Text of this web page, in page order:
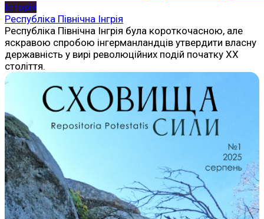
Історія
Республіка Північна Інгрія
Республіка Північна Інгрія була короткочасною, але
яскравою спробою інгерманландців утвердити власну
державність у вирі революційних подій початку ХХ
століття.